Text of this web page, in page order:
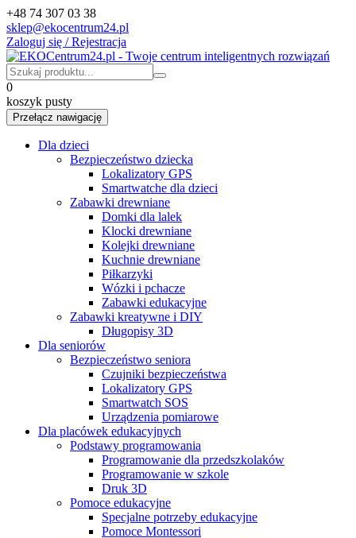
+48 74 307 03 38
sklep@ekocentrum24.pl
Zaloguj się / Rejestracja
0
koszyk pusty
Przełącz nawigację
Dla dzieci
Bezpieczeństwo dziecka
Lokalizatory GPS
Smartwatche dla dzieci
Zabawki drewniane
Domki dla lalek
Klocki drewniane
Kolejki drewniane
Kuchnie drewniane
Piłkarzyki
Wózki i pchacze
Zabawki edukacyjne
Zabawki kreatywne i DIY
Długopisy 3D
Dla seniorów
Bezpieczeństwo seniora
Czujniki bezpieczeństwa
Lokalizatory GPS
Smartwatch SOS
Urządzenia pomiarowe
Dla placówek edukacyjnych
Podstawy programowania
Programowanie dla przedszkolaków
Programowanie w szkole
Druk 3D
Pomoce edukacyjne
Specjalne potrzeby edukacyjne
Pomoce Montessori